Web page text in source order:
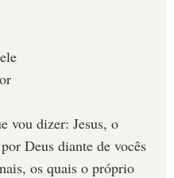
vou dizer: Jesus, o
Deus diante de vocês
os quais o próprio